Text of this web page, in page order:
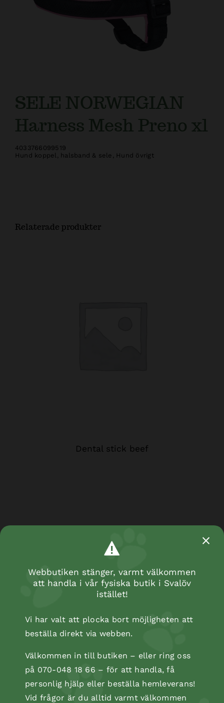
SELE NORWEGIAN
Harness Mesh Preno xl
4033766099519
Hund koppel, halsband & sele
Hund övrigt
Relaterade produkter
Dental stick beef
Kopåse
Webbutiken stänger, varmt välkommen
att handla i vår fysiska butik i Svalöv
istället!
Vi har valt att plocka bort möjligheten att
beställa direkt via webben.
Välkommen in till butiken – eller ring oss
på 070-048 18 66 – för att handla, få
personlig hjälp eller beställa hemleverans!
Vid frågor är du alltid varmt välkommen